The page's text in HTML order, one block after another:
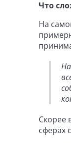
Что
На
Скорее
сферах